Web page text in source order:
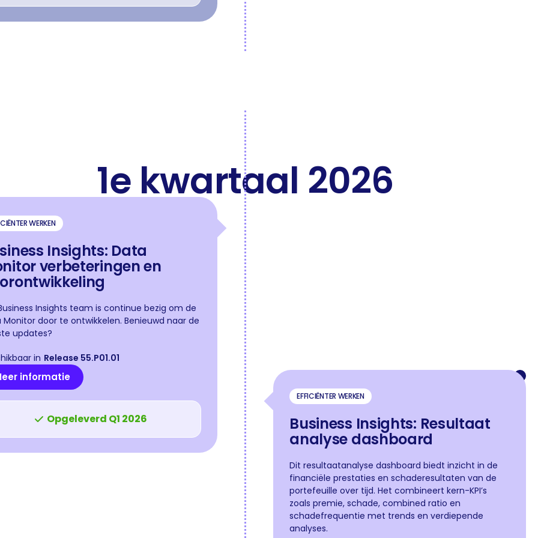
1e kwartaal 2026
WERKEN
Insights: Data
verbeteringen en
Insights team is continue bezig om de
Monitor door te ontwikkelen. Benieuwd naar de
updates?
in Release 55.P01.01
informatie
 Opgeleverd Q1 2026
EFFICIËNTER WERKEN
Business Insights: Resultaat
analyse dashboard
Dit resultaatanalyse dashboard biedt inzicht in de
financiële prestaties en schaderesultaten van de
portefeuille over tijd. Het combineert kern-KPI’s
zoals premie, schade, combined ratio en
schadefrequentie met trends en verdiepende
analyses.